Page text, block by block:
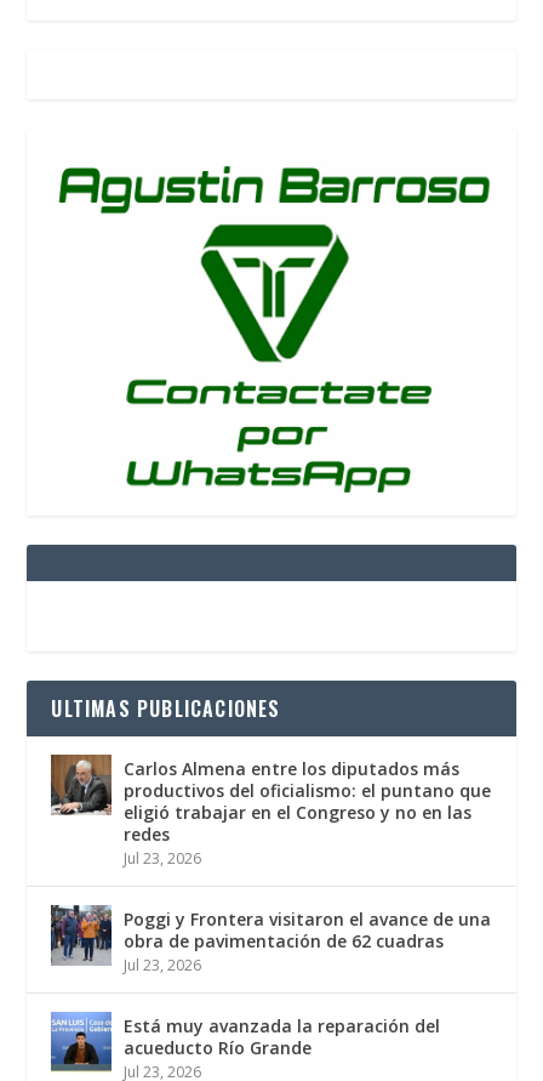
ULTIMAS PUBLICACIONES
Carlos Almena entre los diputados más
productivos del oficialismo: el puntano que
eligió trabajar en el Congreso y no en las
redes
Jul 23, 2026
Poggi y Frontera visitaron el avance de una
obra de pavimentación de 62 cuadras
Jul 23, 2026
Está muy avanzada la reparación del
acueducto Río Grande
Jul 23, 2026